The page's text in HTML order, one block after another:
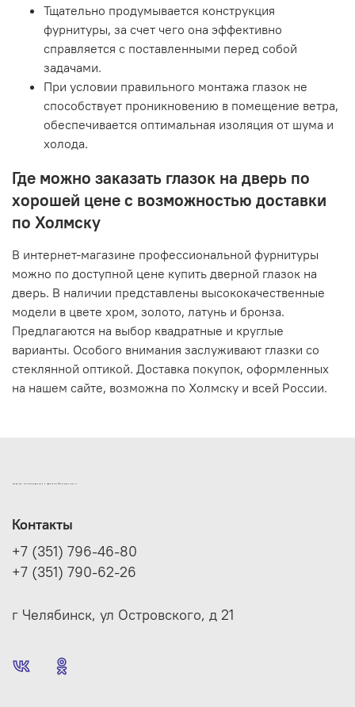
Тщательно продумывается конструкция
фурнитуры, за счет чего она эффективно
справляется с поставленными перед собой
задачами.
При условии правильного монтажа глазок не
способствует проникновению в помещение ветра,
обеспечивается оптимальная изоляция от шума и
холода.
Где можно заказать глазок на дверь по
хорошей цене с возможностью доставки
по Холмску
В интернет-магазине профессиональной фурнитуры
можно по доступной цене купить дверной глазок на
дверь. В наличии представлены высококачественные
модели в цвете хром, золото, латунь и бронза.
Предлагаются на выбор квадратные и круглые
варианты. Особого внимания заслуживают глазки со
стеклянной оптикой. Доставка покупок, оформленных
на нашем сайте, возможна по Холмску и всей России.
ИНТЕРНЕТ-МАГАЗИН ДВЕРНОЙ И МЕБЕЛЬНОЙ ФУРНИТУРЫ САМ
Контакты
+7 (351) 796-46-80
+7 (351) 790-62-26
г Челябинск, ул Островского, д 21